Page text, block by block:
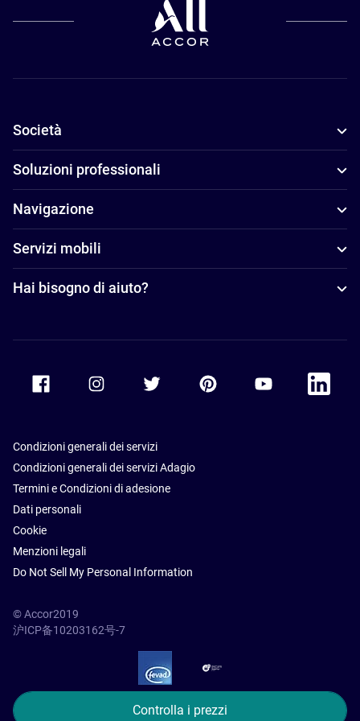
Controlla i prezzi
Società
Soluzioni professionali
Navigazione
Servizi mobili
Hai bisogno di aiuto?
Accor Facebook Accor TwitterAccor PinterestAccor Youtube
Accor
Condizioni generali dei servizi
Condizioni generali dei servizi Adagio
Termini e Condizioni di adesione
Dati personali
Cookie
Menzioni legali
Do Not Sell My Personal Information
© Accor2019
沪ICP备10203162号-7